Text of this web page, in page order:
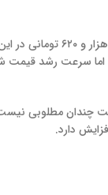
در ۳ دی ماه، قیمت شمش فولادی در بورس کالا ۲۴هزار و ۶۱۶ تومان ثبت شد،
محصول روندی صعودی داشته‌اند،
چندان مطلوبی
دارد.